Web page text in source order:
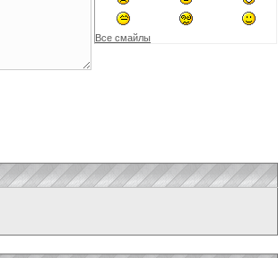
Все смайлы